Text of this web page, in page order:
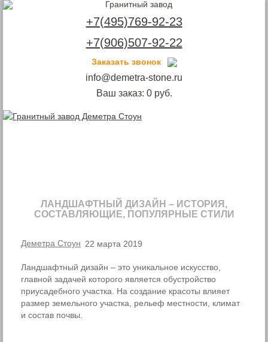
+7(495)769-92-23
+7(906)507-92-22
Заказать звонок
info@demetra-stone.ru
Ваш заказ: 0 руб.
ЛАНДШАФТНЫЙ ДИЗАЙН – ИСТОРИЯ,
СОСТАВЛЯЮЩИЕ, ПОПУЛЯРНЫЕ СТИЛИ
Деметра Стоун 22 марта 2019
Ландшафтный дизайн – это уникальное искусство,
главной задачей которого является обустройство
приусадебного участка. На создание красоты влияет
размер земельного участка, рельеф местности, климат
и состав почвы.